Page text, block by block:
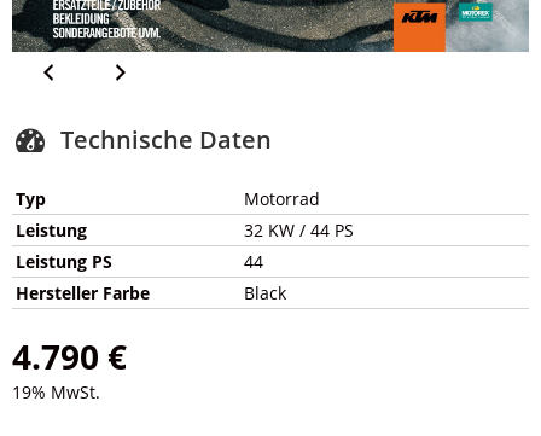
Technische Daten
Typ
Motorrad
Leistung
32 KW / 44 PS
Leistung PS
44
Hersteller Farbe
Black
4.790 €
19% MwSt.